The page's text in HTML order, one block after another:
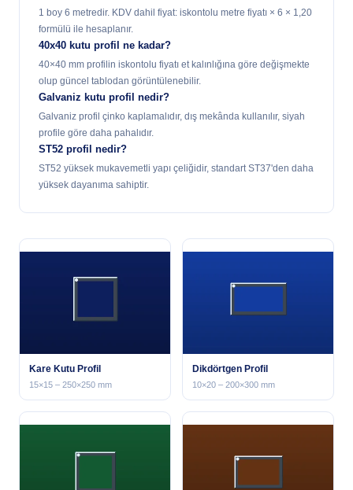
1 boy 6 metredir. KDV dahil fiyat: iskontolu metre fiyatı × 6 × 1,20
formülü ile hesaplanır.
40x40 kutu profil ne kadar?
40×40 mm profilin iskontolu fiyatı et kalınlığına göre değişmekte
olup güncel tablodan görüntülenebilir.
Galvaniz kutu profil nedir?
Galvaniz profil çinko kaplamalıdır, dış mekânda kullanılır, siyah
profile göre daha pahalıdır.
ST52 profil nedir?
ST52 yüksek mukavemetli yapı çeliğidir, standart ST37'den daha
yüksek dayanıma sahiptir.
Kare Kutu Profil
15×15 – 250×250 mm
Dikdörtgen Profil
10×20 – 200×300 mm